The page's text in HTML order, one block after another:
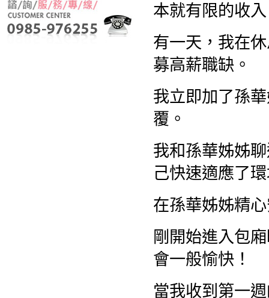
本就有限的收
有一天，我在
募高薪職缺。
我立即加了孫
覆。
我和孫華姊姊
己快速適應了
在孫華姊姊精
剛開始進入包
會一般愉快！
當我收到第一